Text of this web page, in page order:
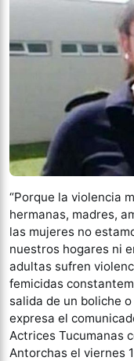
“Porque la violencia
hermanas, madres,
las mujeres no
nuestros hogares ni
adultas sufren
femicidas
salida de un boliche
expresa el
Actrices Tucumanas
Antorchas el viernes